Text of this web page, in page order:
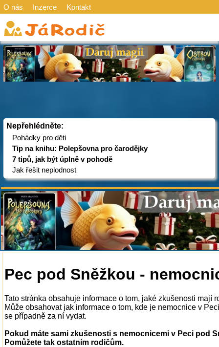
O nás Inzerce Kontakt
Nepřehlédněte:
Pohádky pro děti
Tip na knihu: Polepšovna pro čarodějky
7 tipů, jak být úplně v pohodě
Jak řešit neplodnost
Pec pod Sněžkou -
Tato stránka obsahuje informace o tom, jaké zkušenosti mají
Může obsahovat jak informace o tom, kde je nemocnice v
se případně za ní vydat.
Pokud máte sami zkušenosti s nemocnicemi v Peci pod
Pomůžete tak ostatním rodičům.